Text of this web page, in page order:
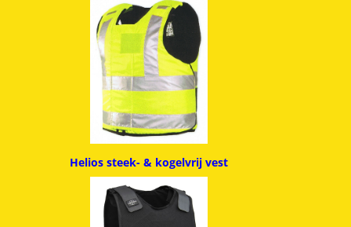
Helios steek- & kogelvrij vest